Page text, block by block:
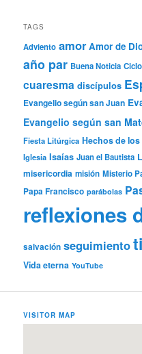
TAGS
Adviento amor Amor de
año par Buena Noticia
cuaresma discípulos
Evangelio según san Juan
Evangelio según san
Fiesta Litúrgica Hechos de
Iglesia Isaías Juan el Bautista
misericordia misión Misterio
Papa Francisco parábolas
reflexiones
salvación seguimiento
Vida eterna YouTube
VISITOR MAP